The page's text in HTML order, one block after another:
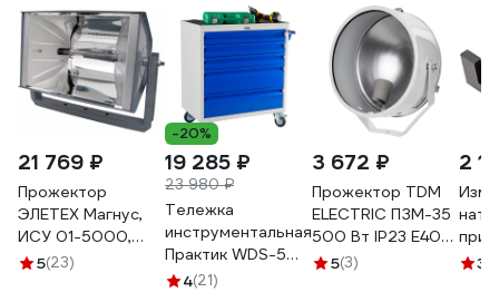
21 769 ₽
Прожектор
ЭЛЕТЕХ Магнус,
ИСУ 01-5000,
IP23, ИУ
5(23)
-20%
19 285 ₽
23 980 ₽
Тележка
инструментальная
Практик WDS-5
S30299025546
4(21)
3 672 ₽
Прожектор TDM
ELECTRIC ПЗМ-35
500 Вт IP23 Е40
УХЛ1 SQ0317-
5(3)
2
3